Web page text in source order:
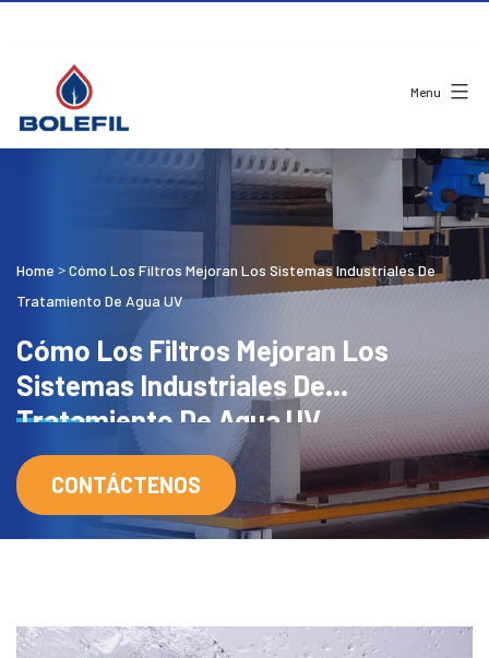
Menu
Home >Cómo Los Filtros Mejoran Los Sistemas Industriales De
Tratamiento De Agua UV
Cómo Los Filtros Mejoran Los
Sistemas Industriales De
Tratamiento De Agua UV
CONTÁCTENOS